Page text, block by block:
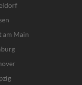
am Main